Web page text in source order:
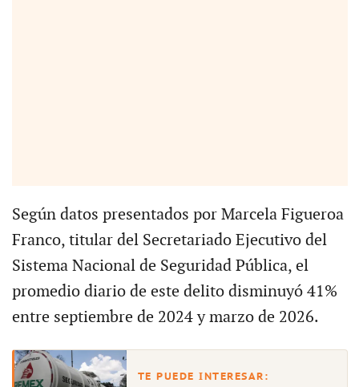
Según datos presentados por Marcela Figueroa
Franco, titular del Secretariado Ejecutivo del
Sistema Nacional de Seguridad Pública, el
promedio diario de este delito disminuyó 41%
entre septiembre de 2024 y marzo de 2026.